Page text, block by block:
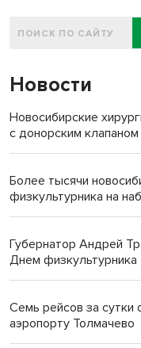
Новости
Новосибирские
с донорским клапаном
Более тысячи
физкультурника на
Губернатор Андрей
Днем физкультурника
Семь рейсов за сутки
аэропорту Толмачево